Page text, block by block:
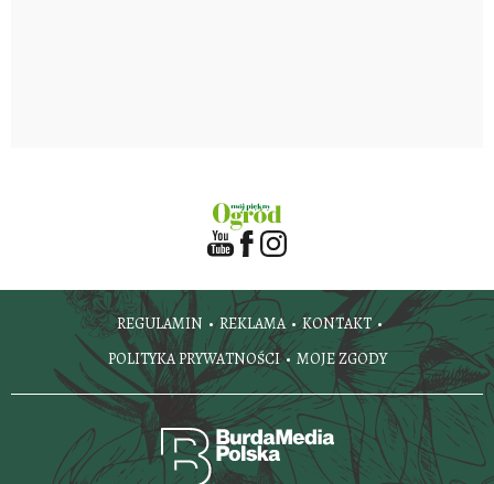
REGULAMIN REKLAMA
KONTAKT
POLITYKA PRYWATNOŚCI
MOJE ZGODY